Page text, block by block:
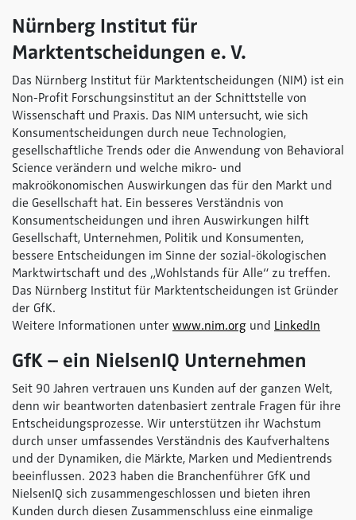
Nürnberg Institut für
Marktentscheidungen e. V.
Das Nürnberg Institut für Marktentscheidungen (NIM) ist ein
Non-Profit Forschungsinstitut an der Schnittstelle von
Wissenschaft und Praxis. Das NIM untersucht, wie sich
Konsumentscheidungen durch neue Technologien,
gesellschaftliche Trends oder die Anwendung von Behavioral
Science verändern und welche mikro- und
makroökonomischen Auswirkungen das für den Markt und
die Gesellschaft hat. Ein besseres Verständnis von
Konsumentscheidungen und ihren Auswirkungen hilft
Gesellschaft, Unternehmen, Politik und Konsumenten,
bessere Entscheidungen im Sinne der sozial-ökologischen
Marktwirtschaft und des „Wohlstands für Alle“ zu treffen.
Das Nürnberg Institut für Marktentscheidungen ist Gründer
der GfK.
Weitere Informationen unter www.nim.org und LinkedIn
GfK – ein NielsenIQ Unternehmen
Seit 90 Jahren vertrauen uns Kunden auf der ganzen Welt,
denn wir beantworten datenbasiert zentrale Fragen für ihre
Entscheidungsprozesse. Wir unterstützen ihr Wachstum
durch unser umfassendes Verständnis des Kaufverhaltens
und der Dynamiken, die Märkte, Marken und Medientrends
beeinflussen. 2023 haben die Branchenführer GfK und
NielsenIQ sich zusammengeschlossen und bieten ihren
Kunden durch diesen Zusammenschluss eine einmalige